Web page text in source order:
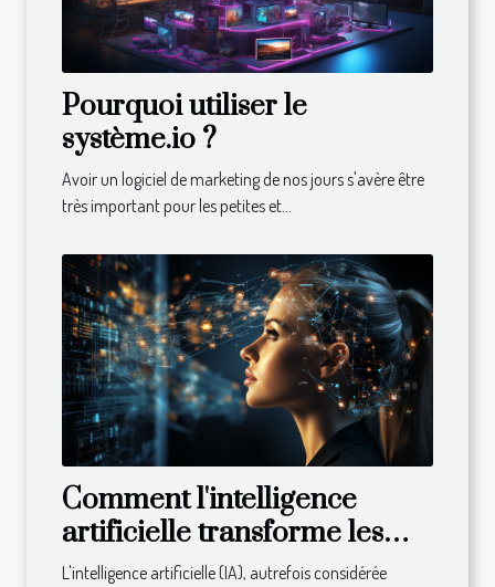
Pourquoi utiliser le
système.io ?
Avoir un logiciel de marketing de nos jours s'avère être
très important pour les petites et...
Comment l'intelligence
artificielle transforme les
entreprises
L'intelligence artificielle (IA), autrefois considérée